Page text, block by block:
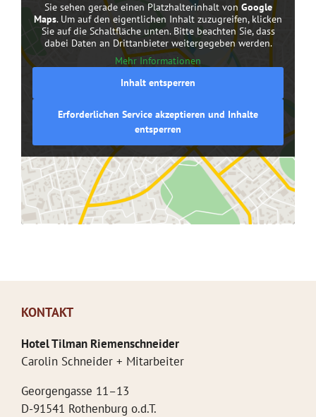
Sie sehen gerade einen Platzhalterinhalt von Google
Maps. Um auf den eigentlichen Inhalt zuzugreifen, klicken
Sie auf die Schaltfläche unten. Bitte beachten Sie, dass
dabei Daten an Drittanbieter weitergegeben werden.
Mehr Informationen
Inhalt entsperren
Erforderlichen Service akzeptieren und Inhalte
entsperren
KONTAKT
Hotel Tilman Riemenschneider
Carolin Schneider + Mitarbeiter
Georgengasse 11–13
D-91541 Rothenburg o.d.T.